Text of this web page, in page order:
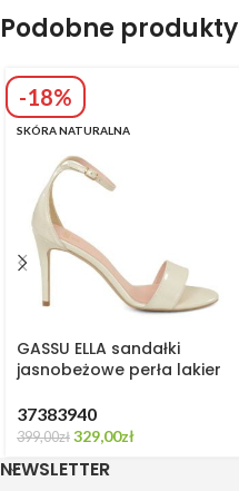
Podobne produkty
-18%
SKÓRA NATURALNA
GASSU ELLA sandałki
jasnobeżowe perła lakier
37383940
399,00zł 329,00zł
NEWSLETTER